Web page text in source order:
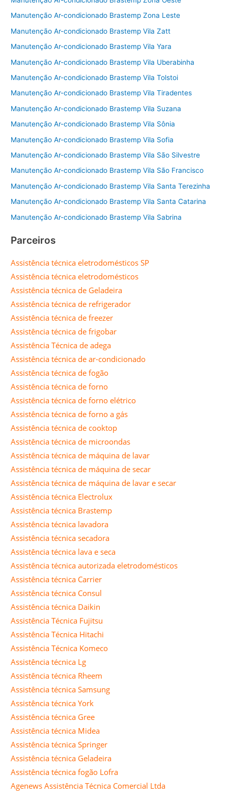
Manutenção Ar-condicionado Brastemp Zona Leste
Manutenção Ar-condicionado Brastemp Vila Zatt
Manutenção Ar-condicionado Brastemp Vila Yara
Manutenção Ar-condicionado Brastemp Vila Uberabinha
Manutenção Ar-condicionado Brastemp Vila Tolstoi
Manutenção Ar-condicionado Brastemp Vila Tiradentes
Manutenção Ar-condicionado Brastemp Vila Suzana
Manutenção Ar-condicionado Brastemp Vila Sônia
Manutenção Ar-condicionado Brastemp Vila Sofia
Manutenção Ar-condicionado Brastemp Vila São Silvestre
Manutenção Ar-condicionado Brastemp Vila São Francisco
Manutenção Ar-condicionado Brastemp Vila Santa Terezinha
Manutenção Ar-condicionado Brastemp Vila Santa Catarina
Manutenção Ar-condicionado Brastemp Vila Sabrina
Parceiros
Assistência técnica eletrodomésticos SP
Assistência técnica eletrodomésticos
Assistência técnica de Geladeira
Assistência técnica de refrigerador
Assistência técnica de freezer
Assistência técnica de frigobar
Assistência Técnica de adega
Assistência técnica de ar-condicionado
Assistência técnica de fogão
Assistência técnica de forno
Assistência técnica de forno elétrico
Assistência técnica de forno a gás
Assistência técnica de cooktop
Assistência técnica de microondas
Assistência técnica de máquina de lavar
Assistência técnica de máquina de secar
Assistência técnica de máquina de lavar e secar
Assistência técnica Electrolux
Assistência técnica Brastemp
Assistência técnica lavadora
Assistência técnica secadora
Assistência técnica lava e seca
Assistência técnica autorizada eletrodomésticos
Assistência técnica Carrier
Assistência técnica Consul
Assistência técnica Daikin
Assistência Técnica Fujitsu
Assistência Técnica Hitachi
Assistência Técnica Komeco
Assistência técnica Lg
Assistência técnica Rheem
Assistência técnica Samsung
Assistência técnica York
Assistência técnica Gree
Assistência técnica Midea
Assistência técnica Springer
Assistência técnica Geladeira
Assistência técnica fogão Lofra
Agenews Assistência Técnica Comercial Ltda